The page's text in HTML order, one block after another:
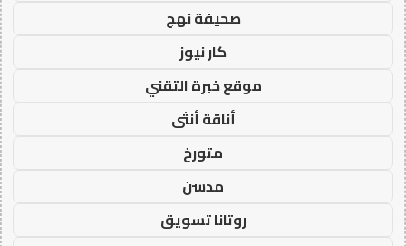
صحيفة نهج
كار نيوز
موقع خبرة التقني
أناقة أنثى
متورخ
مدسن
روتانا تسويق